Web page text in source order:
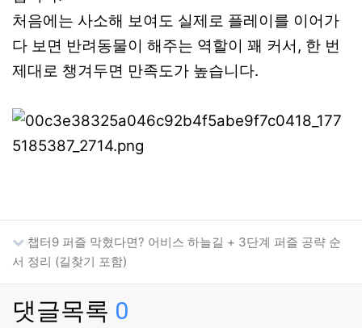
처음에는 사소해 보여도 실제로 플레이를 이어가
다 보면 반려동물이 해주는 역할이 꽤 커서, 한 번
제대로 챙겨두면 만족도가 높습니다.
챕터9 퍼즐 막혔다면? 어비스 하늘길 + 3단계 퍼즐 공략 순
서 정리 (길찾기 포함)
댓글목록 0